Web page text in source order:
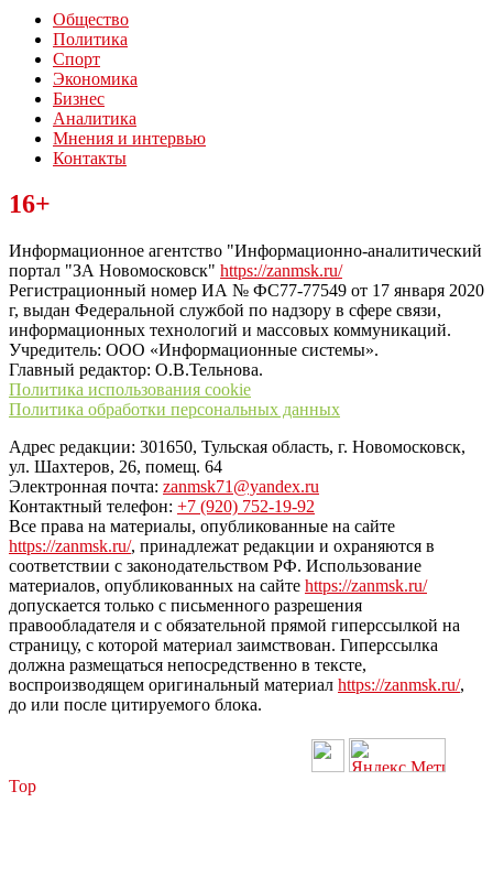
Общество
Политика
Спорт
Экономика
Бизнес
Аналитика
Мнения и интервью
Контакты
Читайте последние новости дня в Тульской области на сайте
“ЗаНовомосковск”
16+
Информационное агентство "Информационно-аналитический
портал "ЗА Новомосковск" https://zanmsk.ru/
Регистрационный номер ИА № ФС77-77549 от 17 января 2020
г, выдан Федеральной службой по надзору в сфере связи,
информационных технологий и массовых коммуникаций.
Учредитель: ООО «Информационные системы».
Главный редактор: О.В.Тельнова.
Политика использования cookie
Политика обработки персональных данных
Адрес редакции: 301650, Тульская область, г. Новомосковск,
ул. Шахтеров, 26, помещ. 64
Электронная почта: zanmsk71@yandex.ru
Контактный телефон: +7 (920) 752-19-92
Все права на материалы, опубликованные на сайте
https://zanmsk.ru/, принадлежат редакции и охраняются в
соответствии с законодательством РФ. Использование
материалов, опубликованных на сайте https://zanmsk.ru/
допускается только с письменного разрешения
правообладателя и с обязательной прямой гиперссылкой на
страницу, с которой материал заимствован. Гиперссылка
должна размещаться непосредственно в тексте,
воспроизводящем оригинальный материал https://zanmsk.ru/,
до или после цитируемого блока.
Top